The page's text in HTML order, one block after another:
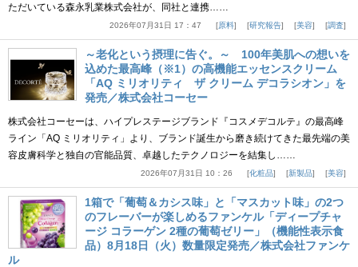
ただいている森永乳業株式会社が、同社と連携……
2026年07月31日 17：47 原料 研究報告 美容 調査
～老化という摂理に告ぐ。～ 100年美肌への想いを
込めた最高峰（※1）の高機能エッセンスクリーム
「AQ ミリオリティ ザ クリーム デコラシオン」を
発売／株式会社コーセー
株式会社コーセーは、ハイプレステージブランド『コスメデコルテ』の最高峰
ライン「AQ ミリオリティ」より、ブランド誕生から磨き続けてきた最先端の美
容皮膚科学と独自の官能品質、卓越したテクノロジーを結集し……
2026年07月31日 10：26 化粧品 新製品 美容
1箱で「葡萄＆カシス味」と「マスカット味」の2つ
のフレーバーが楽しめるファンケル「ディープチャ
ージ コラーゲン 2種の葡萄ゼリー」（機能性表示食
品）8月18日（火）数量限定発売／株式会社ファンケ
ル